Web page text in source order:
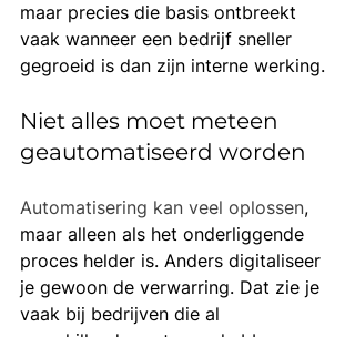
maar precies die basis ontbreekt
vaak wanneer een bedrijf sneller
gegroeid is dan zijn interne werking.
Niet alles moet meteen
geautomatiseerd worden
Automatisering kan veel oplossen,
maar alleen als het onderliggende
proces helder is. Anders digitaliseer
je gewoon de verwarring. Dat zie je
vaak bij bedrijven die al